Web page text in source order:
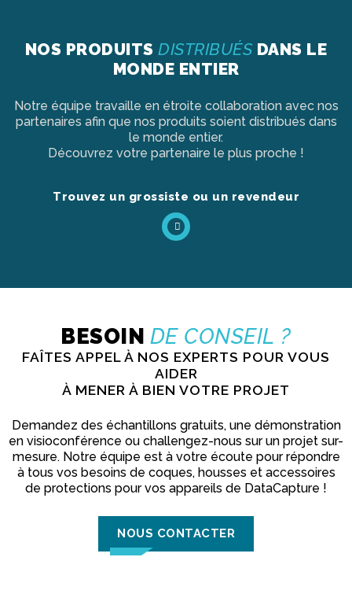
NOS PRODUITSDISTRIBUÉS DANS LE
MONDE ENTIER
Notre équipe travaille en étroite collaboration avec nos
partenaires afin que nos produits soient distribués dans
le monde entier.
Découvrez votre partenaire le plus proche !
Trouvez un grossiste ou un revendeur
BESOIN DE CONSEIL ?
FAÎTES APPEL À NOS EXPERTS POUR VOUS
AIDER
À MENER À BIEN VOTRE PROJET
Demandez des échantillons gratuits, une démonstration
en visioconférence ou challengez-nous sur un projet sur-
mesure. Notre équipe est à votre écoute pour répondre
à tous vos besoins de coques, housses et accessoires
de protections pour vos appareils de DataCapture !
NOUS CONTACTER